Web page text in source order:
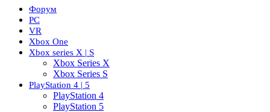
Форум
PC
VR
Xbox One
Xbox series X | S
Xbox Series X
Xbox Series S
PlayStation 4 | 5
PlayStation 4
PlayStation 5